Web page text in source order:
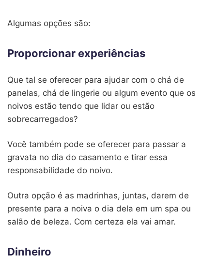
Algumas opções são:
Proporcionar experiências
Que tal se oferecer para ajudar com o chá de
panelas, chá de lingerie ou algum evento que os
noivos estão tendo que lidar ou estão
sobrecarregados?
Você também pode se oferecer para passar a
gravata no dia do casamento e tirar essa
responsabilidade do noivo.
Outra opção é as madrinhas, juntas, darem de
presente para a noiva o dia dela em um spa ou
salão de beleza. Com certeza ela vai amar.
Dinheiro